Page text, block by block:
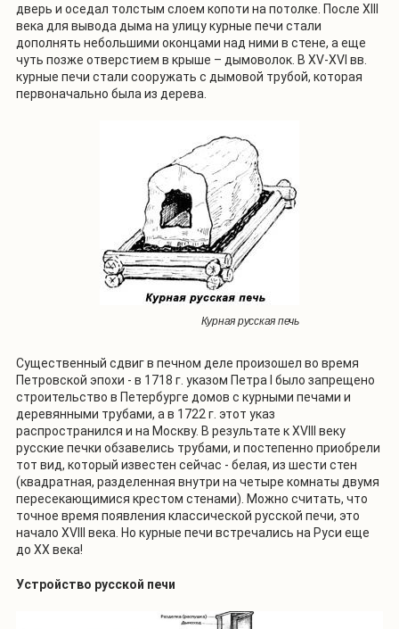
дверь и оседал толстым слоем копоти на потолке. После XIII
века для вывода дыма на улицу курные печи стали
дополнять небольшими оконцами над ними в стене, а еще
чуть позже отверстием в крыше – дымоволок. В XV-XVI вв.
курные печи стали сооружать с дымовой трубой, которая
первоначально была из дерева.
Курная русская печь
Существенный сдвиг в печном деле произошел во время
Петровской эпохи - в 1718 г. указом Петра I было запрещено
строительство в Петербурге домов с курными печами и
деревянными трубами, а в 1722 г. этот указ
распространился и на Москву. В результате к XVIII веку
русские печки обзавелись трубами, и постепенно приобрели
тот вид, который известен сейчас - белая, из шести стен
(квадратная, разделенная внутри на четыре комнаты двумя
пересекающимися крестом стенами). Можно считать, что
точное время появления классической русской печи, это
начало XVIII века. Но курные печи встречались на Руси еще
до XX века!
Устройство русской печи